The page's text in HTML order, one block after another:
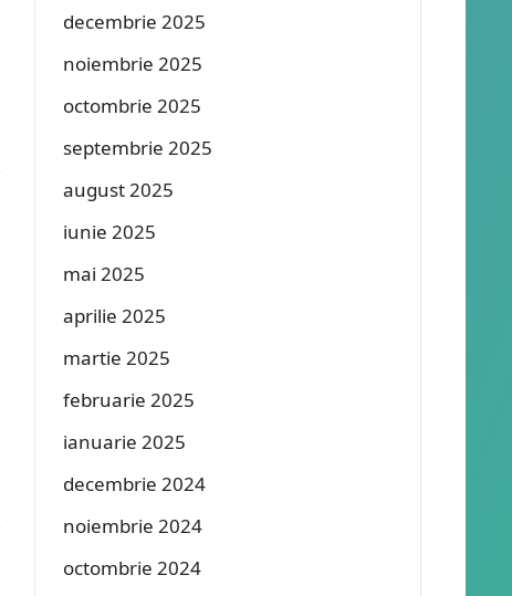
decembrie 2025
noiembrie 2025
octombrie 2025
septembrie 2025
august 2025
iunie 2025
mai 2025
aprilie 2025
martie 2025
februarie 2025
ianuarie 2025
decembrie 2024
noiembrie 2024
octombrie 2024